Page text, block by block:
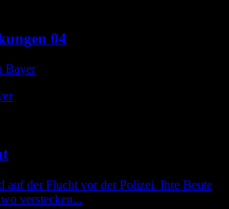
04
Bayer
auf der Flucht vor der Polizei. Ihre Beute
verstecken...